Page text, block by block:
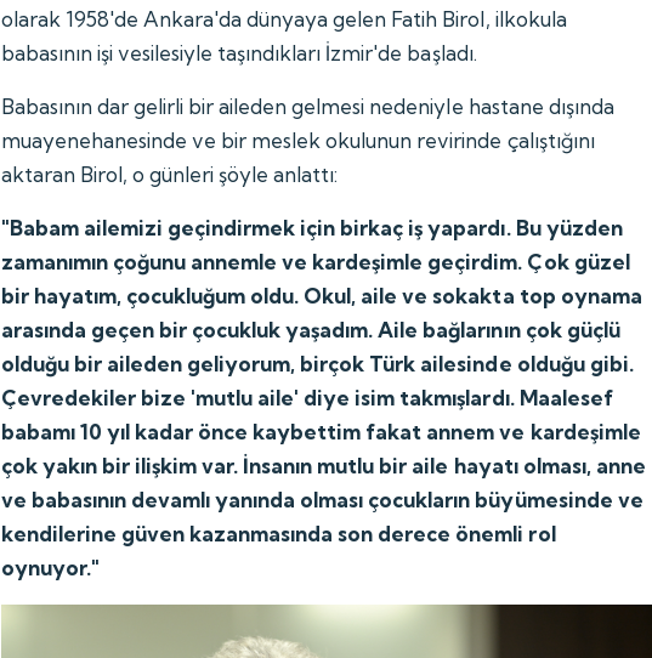
olarak 1958'de Ankara'da dünyaya gelen Fatih Birol, ilkokula
babasının işi vesilesiyle taşındıkları İzmir'de başladı.
Babasının dar gelirli bir aileden gelmesi nedeniyle hastane dışında
muayenehanesinde ve bir meslek okulunun revirinde çalıştığını
aktaran Birol, o günleri şöyle anlattı:
"Babam ailemizi geçindirmek için birkaç iş yapardı. Bu yüzden
zamanımın çoğunu annemle ve kardeşimle geçirdim. Çok güzel
bir hayatım, çocukluğum oldu. Okul, aile ve sokakta top oynama
arasında geçen bir çocukluk yaşadım. Aile bağlarının çok güçlü
olduğu bir aileden geliyorum, birçok Türk ailesinde olduğu gibi.
Çevredekiler bize 'mutlu aile' diye isim takmışlardı. Maalesef
babamı 10 yıl kadar önce kaybettim fakat annem ve kardeşimle
çok yakın bir ilişkim var. İnsanın mutlu bir aile hayatı olması, anne
ve babasının devamlı yanında olması çocukların büyümesinde ve
kendilerine güven kazanmasında son derece önemli rol
oynuyor."